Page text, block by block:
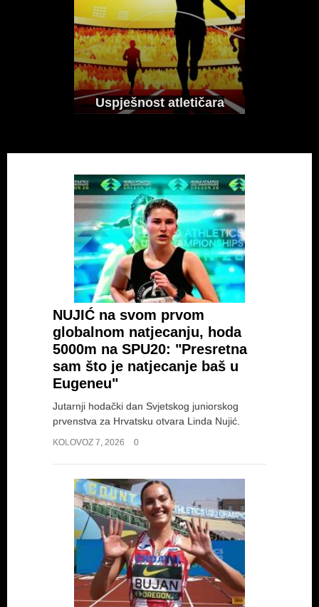
Uspješnost atletičara
NUJIĆ na svom prvom
globalnom natjecanju, hoda
5000m na SPU20: "Presretna
sam što je natjecanje baš u
Eugeneu"
Jutarnji hodački dan Svjetskog juniorskog
prvenstva za Hrvatsku otvara Linda Nujić.
KOLOVOZ 7, 2026 0